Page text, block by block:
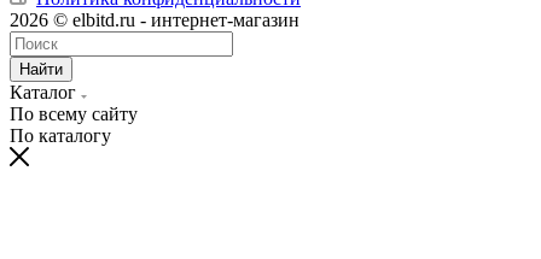
2026 © elbitd.ru - интернет-магазин
Найти
Каталог
По всему сайту
По каталогу